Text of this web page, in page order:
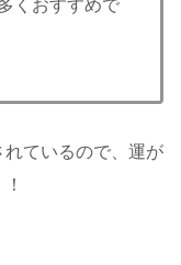
くおすすめで
ているので、運が